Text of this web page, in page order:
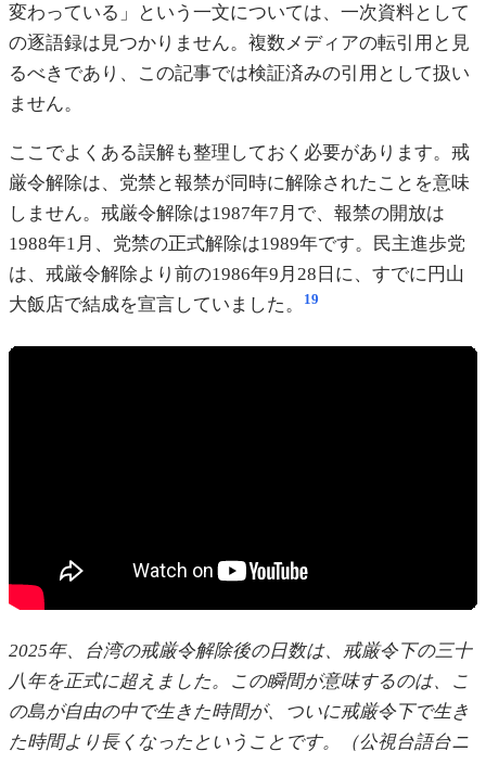
変わっている」という一文については、一次資料として
の逐語録は見つかりません。複数メディアの転引用と見
るべきであり、この記事では検証済みの引用として扱い
ません。
ここでよくある誤解も整理しておく必要があります。戒
厳令解除は、党禁と報禁が同時に解除されたことを意味
しません。戒厳令解除は1987年7月で、報禁の開放は
1988年1月、党禁の正式解除は1989年です。民主進歩党
は、戒厳令解除より前の1986年9月28日に、すでに円山
大飯店で結成を宣言していました。
19
2025年、台湾の戒厳令解除後の日数は、戒厳令下の三十
八年を正式に超えました。この瞬間が意味するのは、こ
の島が自由の中で生きた時間が、ついに戒厳令下で生き
た時間より長くなったということです。（公視台語台ニ